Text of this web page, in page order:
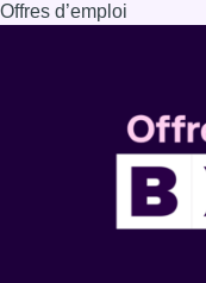
Offres d’emploi